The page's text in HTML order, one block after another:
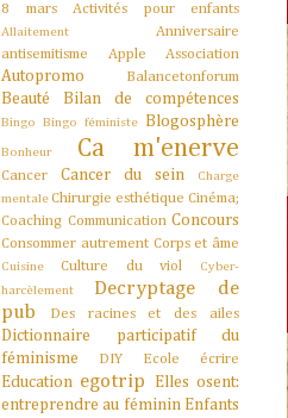
8 mars Activités pour enfants
Allaitement
Anniversaire
antisemitisme
Apple Association
Autopromo Balancetonforum
Beauté Bilan de compétences
Bingo Bingo féministe Blogosphère
Bonheur Ca m'enerve
Cancer Cancer du sein
Charge
mentaleChirurgie esthétique Cinéma;
Coaching Communication Concours
Consommer autrement Corps et âme
Cuisine Culture du viol
Cyber-
harcèlement
Decryptage de
pub
Des racines et des ailes
Dictionnaire participatif du
féminisme
DIY Ecole écrire
Education egotrip
Elles osent:
entreprendre au féminin Enfants